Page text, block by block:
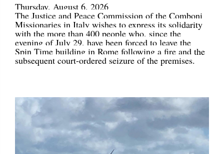
Thursday, August 6, 2026
The Justice and Peace Commission of the Comboni
Missionaries in Italy wishes to express its solidarity
with the more than 400 people who, since the
evening of July 29, have been forced to leave the
Spin Time building in Rome following a fire and the
subsequent court-ordered seizure of the premises.